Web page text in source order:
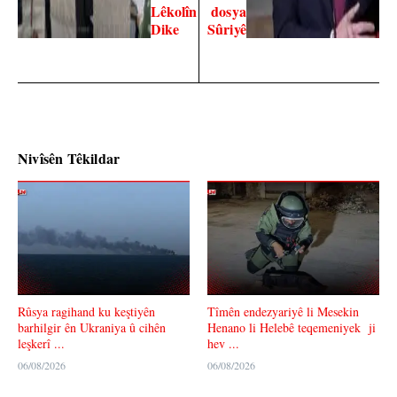
Lêkolîn
Dike
dosya
Sûriyê
Nivîsên Têkildar
Rûsya ragihand ku keştiyên
barhilgir ên Ukraniya û cihên
leşkerî ...
06/08/2026
Tîmên endezyariyê li Mesekin
Henano li Helebê teqemeniyek ji
hev ...
06/08/2026